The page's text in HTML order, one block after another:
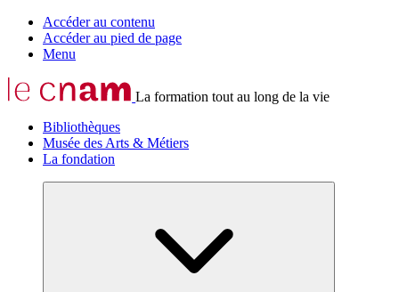
Accéder au contenu
Accéder au pied de page
Menu
La formation tout au long de la vie
Bibliothèques
Musée des Arts & Métiers
La fondation